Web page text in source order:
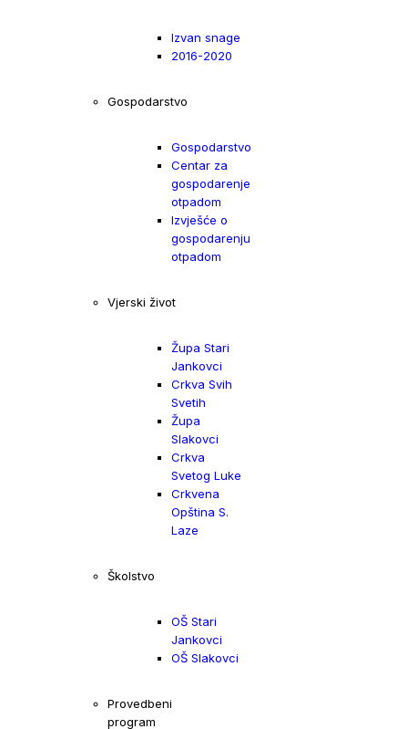
Izvan snage
2016-2020
Gospodarstvo
Gospodarstvo
Centar za
gospodarenje
otpadom
Izvješće o
gospodarenju
otpadom
Vjerski život
Župa Stari
Jankovci
Crkva Svih
Svetih
Župa
Slakovci
Crkva
Svetog Luke
Crkvena
Opština S.
Laze
Školstvo
OŠ Stari
Jankovci
OŠ Slakovci
Provedbeni
program